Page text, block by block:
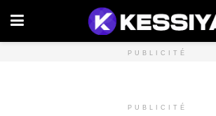
PUBLICITÉ
PUBLICITÉ